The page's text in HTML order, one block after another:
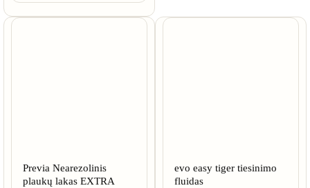
Previa Nearezolinis
plaukų lakas EXTRA
evo easy tiger tiesinimo
fluidas